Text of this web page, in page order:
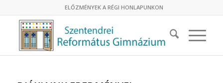
ELŐZMÉNYEK A RÉGI HONLAPUNKON